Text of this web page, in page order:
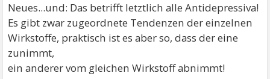
Neues...und: Das betrifft letztlich alle Antidepressiva!
Es gibt zwar zugeordnete Tendenzen der einzelnen
Wirkstoffe, praktisch ist es aber so, dass der eine
zunimmt,
ein anderer vom gleichen Wirkstoff abnimmt!